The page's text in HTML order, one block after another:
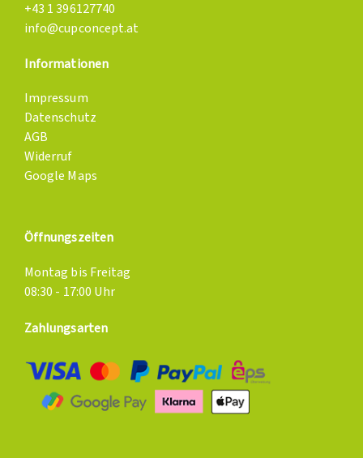
+43 1 396127740
info@cupconcept.at
Informationen
Impressum
Datenschutz
AGB
Widerruf
Google Maps
Öffnungszeiten
Montag bis Freitag
08:30 - 17:00 Uhr
Zahlungsarten